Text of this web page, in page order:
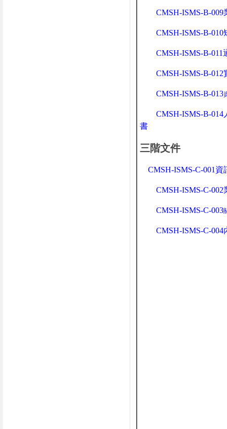
CMSH-ISMS-B-009
CMSH-ISMS-B-010
CMSH-ISMS-B-011
CMSH-ISMS-B-012
CMSH-ISMS-B-013
CMSH-ISMS-B-014
書
三階文件
CMSH-ISMS-C-001
CMSH-ISMS-C-002
CMSH-ISMS-C-003
CMSH-ISMS-C-004